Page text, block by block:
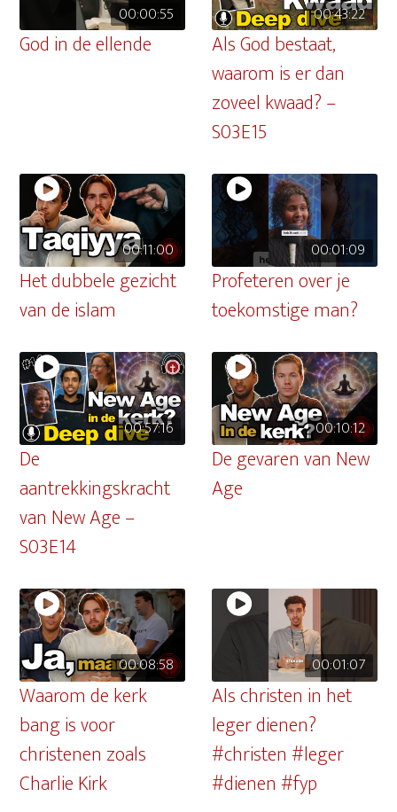
00:00:55
God in de ellende
00:43:22
Als God bestaat,
waarom is er dan
zoveel kwaad? –
S03E15
00:11:00
Het dubbele gezicht
van de islam
00:01:09
Profeteren over je
toekomstige man?
00:57:16
De
aantrekkingskracht
van New Age –
S03E14
00:10:12
De gevaren van New
Age
00:08:58
Waarom de kerk
bang is voor
christenen zoals
Charlie Kirk
00:01:07
Als christen in het
leger dienen?
#christen #leger
#dienen #fyp